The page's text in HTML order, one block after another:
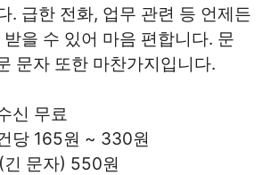
. 급한 전화, 업무 관련 등 언제든
을 수 있어 마음 편합니다. 문
문자 또한 마찬가지입니다.
신 무료
당 165원 ~ 330원
문자) 550원